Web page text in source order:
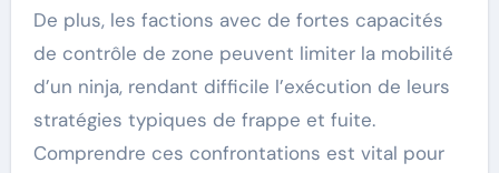
De plus, les factions avec de fortes capacités
de contrôle de zone peuvent limiter la mobilité
d’un ninja, rendant difficile l’exécution de leurs
stratégies typiques de frappe et fuite.
Comprendre ces confrontations est vital pour